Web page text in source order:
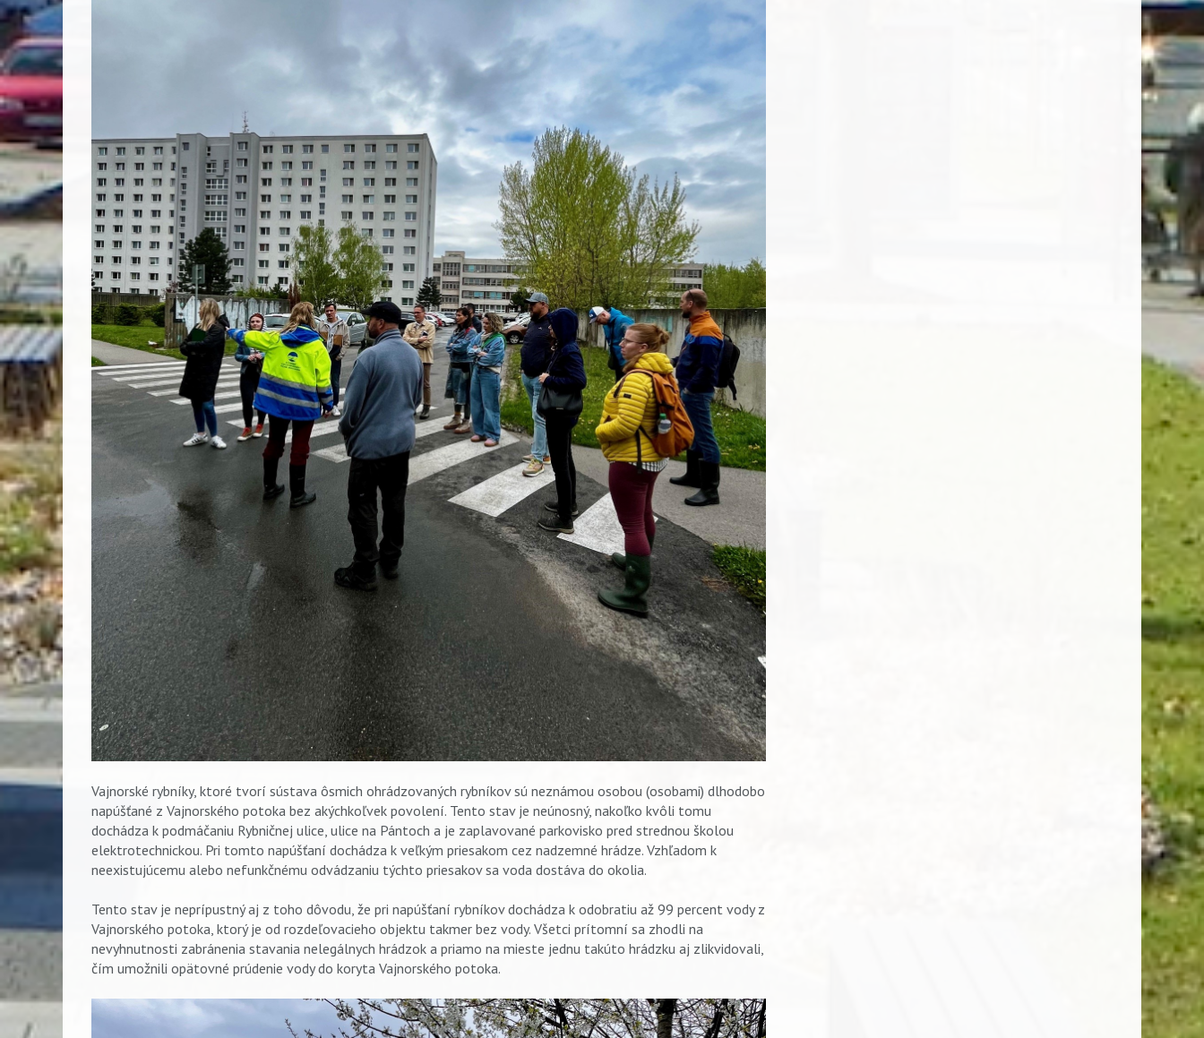
Vyhľadávanie
Vajnorské rybníky, ktoré tvorí sústava ôsmich ohrádzovaných rybníkov sú neznámou osobou (osobami) dlhodobo
napúšťané z Vajnorského potoka bez akýchkoľvek povolení. Tento stav je neúnosný, nakoľko kvôli tomu
dochádza k podmáčaniu Rybničnej ulice, ulice na Pántoch a je zaplavované parkovisko pred strednou školou
elektrotechnickou. Pri tomto napúšťaní dochádza k veľkým priesakom cez nadzemné hrádze. Vzhľadom k
neexistujúcemu alebo nefunkčnému odvádzaniu týchto priesakov sa voda dostáva do okolia.
Tento stav je neprípustný aj z toho dôvodu, že pri napúšťaní rybníkov dochádza k odobratiu až 99 percent vody z
Vajnorského potoka, ktorý je od rozdeľovacieho objektu takmer bez vody. Všetci prítomní sa zhodli na
nevyhnutnosti zabránenia stavania nelegálnych hrádzok a priamo na mieste jednu takúto hrádzku aj zlikvidovali,
čím umožnili opätovné prúdenie vody do koryta Vajnorského potoka.